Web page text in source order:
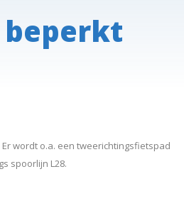
beperkt
wordt o.a. een tweerichtingsfietspad
spoorlijn L28.